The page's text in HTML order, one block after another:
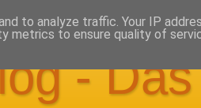
-
to analyze traffic. Your IP
metrics to ensure quality of